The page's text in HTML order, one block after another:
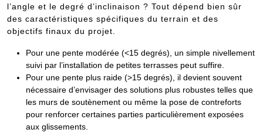
l’angle et le degré d’inclinaison ? Tout dépend bien sûr
des caractéristiques spécifiques du terrain et des
objectifs finaux du projet.
Pour une pente modérée (<15 degrés), un simple nivellement
suivi par l’installation de petites terrasses peut suffire.
Pour une pente plus raide (>15 degrés), il devient souvent
nécessaire d’envisager des solutions plus robustes telles que
les murs de soutènement ou même la pose de contreforts
pour renforcer certaines parties particulièrement exposées
aux glissements.